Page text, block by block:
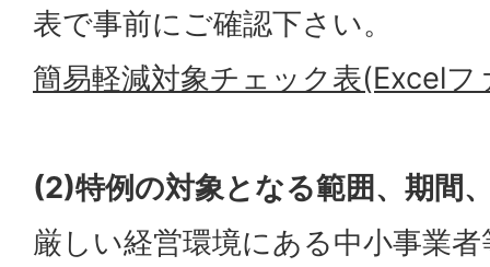
表で事前にご確認下さい。
簡易軽減対象チェック表(Excelフ
(2)特例の対象となる範囲、期間
厳しい経営環境にある中小事業